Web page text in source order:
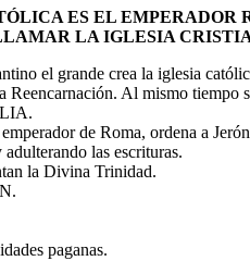
ES EL EMPERADOR
LA IGLESIA
el grande crea la iglesia
Reencarnación. Al mismo tiempo
de Roma, ordena a
las escrituras.
la Divina Trinidad.
paganas.